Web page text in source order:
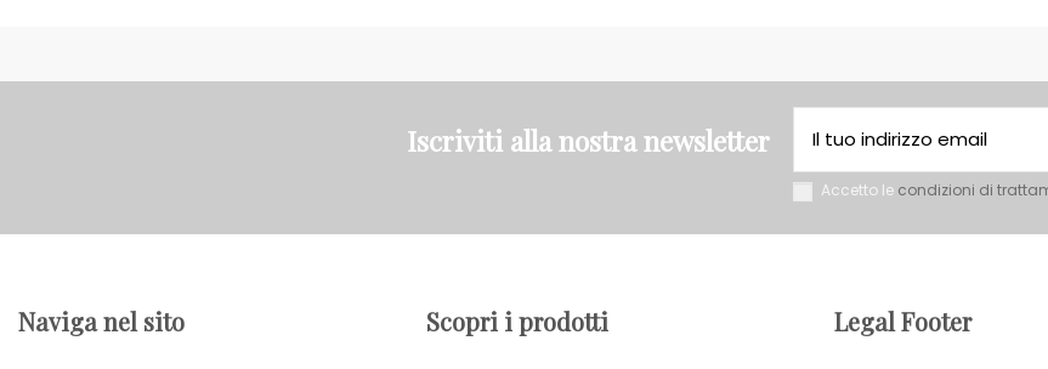
Iscriviti alla nostra newsletter
Accetto le condizioni di
Naviga nel sito Scopri i prodotti Legal Footer